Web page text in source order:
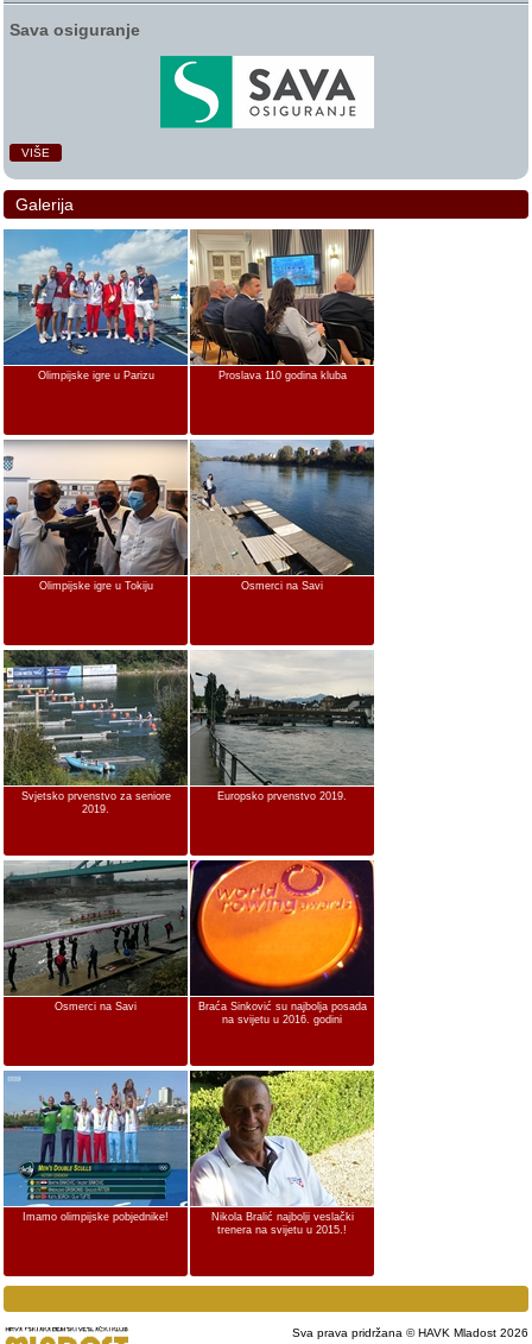
Sava osiguranje
VIŠE
Galerija
Olimpijske igre u Parizu Proslava 110 godina kluba
Olimpijske igre u Tokiju Osmerci na Savi
Svjetsko prvenstvo za seniore
2019.
Europsko prvenstvo 2019.
Osmerci na Savi
Braća Sinković su najbolja posada
na svijetu u 2016. godini
Imamo olimpijske pobjednike!
Nikola Bralić najbolji veslački
trenera na svijetu u 2015.!
Sva prava pridržana © HAVK Mladost 2026